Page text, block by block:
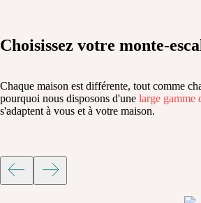
Choisissez votre monte-
Chaque maison est différente, tout comme
pourquoi nous disposons d'une large gamme
s'adaptent à vous et à votre maison.